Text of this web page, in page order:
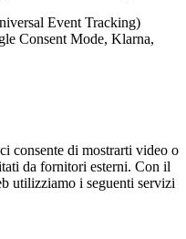
Event Tracking)
Consent Mode, Klarna,
consente di mostrarti video o
da fornitori esterni. Con il
utilizziamo i seguenti servizi